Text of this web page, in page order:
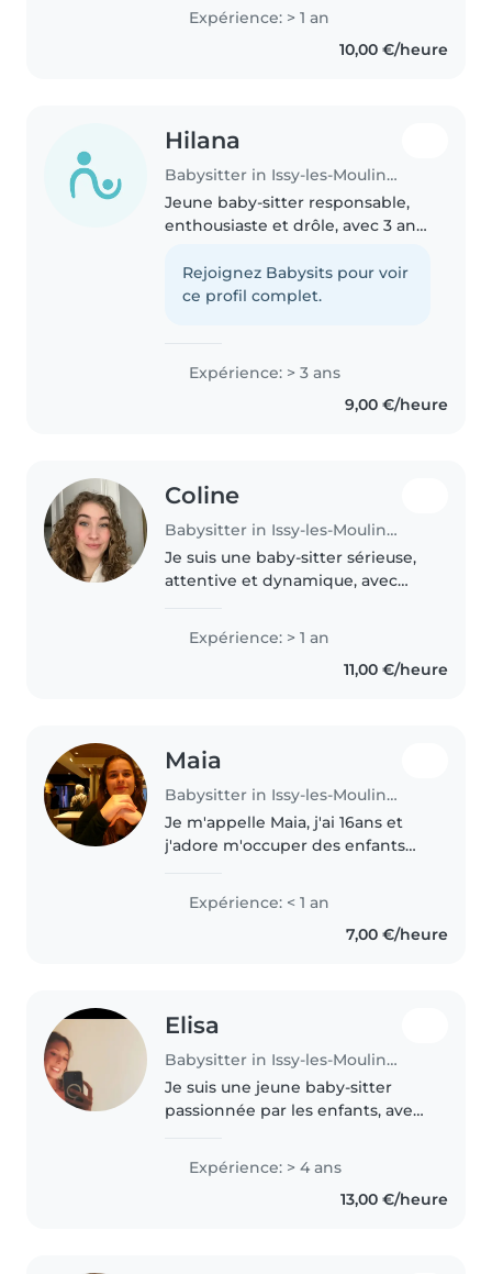
Expérience: > 1 an
10,00 €/heure
Hilana
Babysitter in Issy-les-Moulineaux
Jeune baby-sitter responsable,
enthousiaste et drôle, avec 3 ans
principalement avec des enfants
en âge préscolaire et scolaire. Je
Rejoignez Babysits pour voir
ce profil complet.
Expérience: > 3 ans
9,00 €/heure
Coline
Babysitter in Issy-les-Moulineaux
Je suis une baby-sitter sérieuse,
attentive et dynamique, avec
d'enfants de tous âges, des tout-
petits aux adolescents. À l'écoute
Expérience: > 1 an
11,00 €/heure
Maia
Babysitter in Issy-les-Moulineaux
Je m'appelle Maia, j'ai 16ans et
j'adore m'occuper des enfants
l'habitude de m'occuper des
enfants en animant tous les
week-ends des séances de
Expérience: < 1 an
7,00 €/heure
Elisa
Babysitter in Issy-les-Moulineaux
Je suis une jeune baby-sitter
passionnée par les enfants, avec
en bas âge, en maternelle et en
primaire. Je suis certifiée..
Expérience: > 4 ans
13,00 €/heure